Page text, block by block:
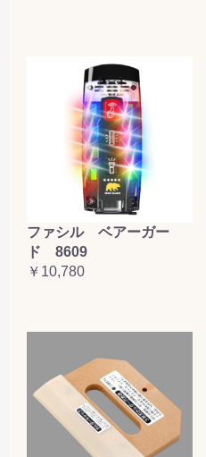
ファシル ベアーガー
ド 8609
￥10,780